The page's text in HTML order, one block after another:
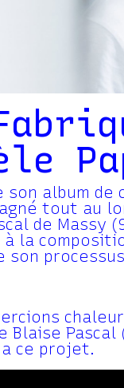
son album de
tout au
de Massy
à la
son
Blaise
ce projet.